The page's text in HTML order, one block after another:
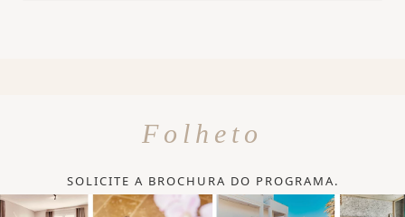
Folheto
SOLICITE A BROCHURA DO PROGRAMA.